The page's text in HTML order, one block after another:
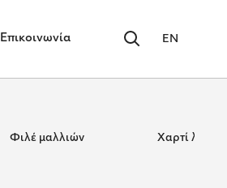
Επικοινωνία EN
Φιλέ μαλλιών Χαρτί